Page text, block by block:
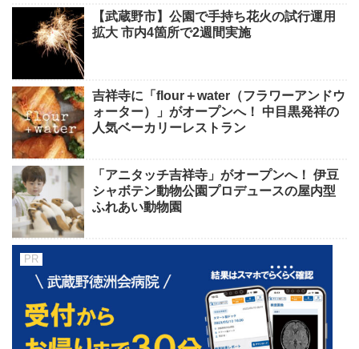
【武蔵野市】公園で手持ち花火の試行運用
拡大 市内4箇所で2週間実施
吉祥寺に「flour＋water（フラワーアンドウ
ォーター）」がオープンへ！ 中目黒発祥の
人気ベーカリーレストラン
「アニタッチ吉祥寺」がオープンへ！ 伊豆
シャボテン動物公園プロデュースの屋内型
ふれあい動物園